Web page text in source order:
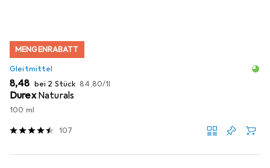
MENGENRABATT
Gleitmittel
EUR
8,48 bei 2 Stück EUR
84,80/1l
Durex Naturals
100 ml
107